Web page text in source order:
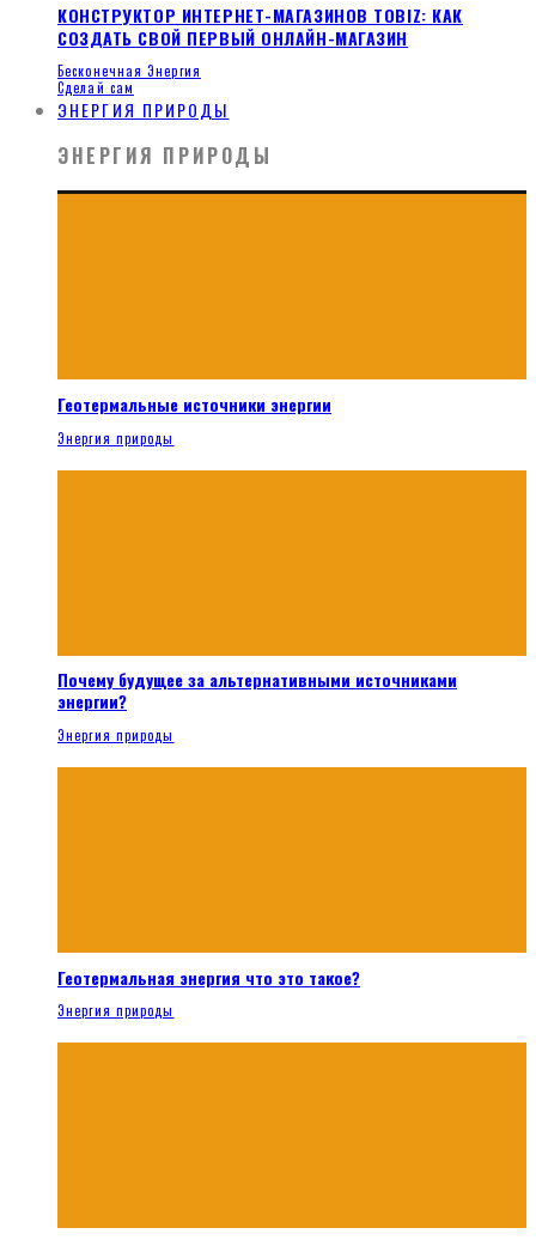
КОНСТРУКТОР ИНТЕРНЕТ-МАГАЗИНОВ TOBIZ: КАК
СОЗДАТЬ СВОЙ ПЕРВЫЙ ОНЛАЙН-МАГАЗИН
Бесконечная Энергия
Сделай сам
ЭНЕРГИЯ ПРИРОДЫ
ЭНЕРГИЯ ПРИРОДЫ
Геотермальные источники энергии
Энергия природы
Почему будущее за альтернативными источниками
энергии?
Энергия природы
Геотермальная энергия что это такое?
Энергия природы